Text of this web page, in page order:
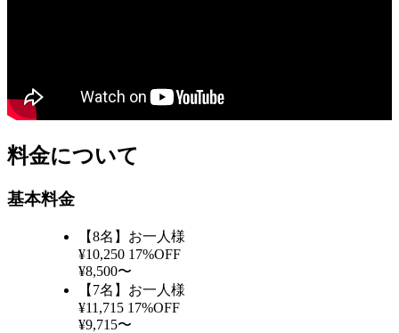
料金について
基本料金
【8名】お一人様
¥10,250 17%OFF
¥8,500〜
【7名】お一人様
¥11,715 17%OFF
¥9,715〜